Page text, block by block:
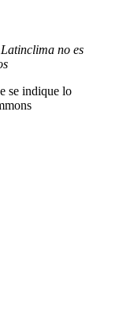
Latinclima no es
se indique lo